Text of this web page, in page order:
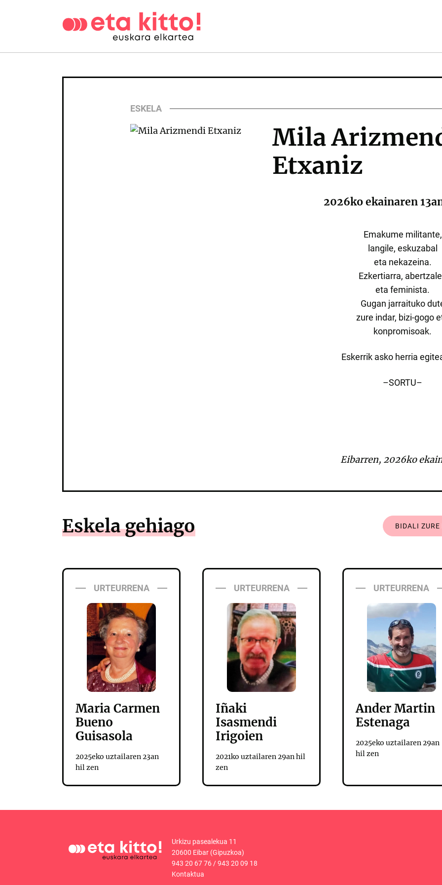
ESKELA
Mila
Etxaniz
2026ko ekainaren
Emakume militante,
langile, eskuzabal
eta nekazeina.
Ezkertiarra,
eta feminista.
Gugan jarraituko
zure indar, bizi-gogo
konpromisoak.
Eskerrik asko herria
–SORTU–
Eibarren, 2026ko
Eskela gehiago BIDALI ZURE
URTEURRENA
Maria Carmen
Bueno
Guisasola
2025eko uztailaren 23an
hil zen
URTEURRENA
Iñaki
Isasmendi
Irigoien
2021ko uztailaren 29an hil
zen
URTEURRENA
Ander Martin
Estenaga
2025eko uztailaren 29an
hil zen
Urkizu pasealekua 11
20600 Eibar (Gipuzkoa)
943 20 67 76/943 20 09 18
Kontaktua